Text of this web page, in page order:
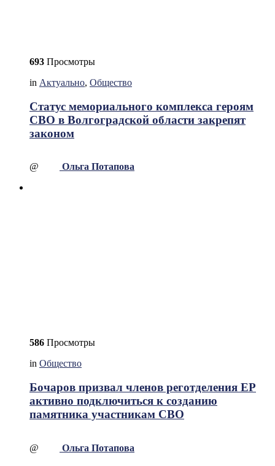
693 Просмотры
in Актуально, Общество
Статус мемориального комплекса героям
СВО в Волгоградской области закрепят
законом
@ Ольга Потапова
586 Просмотры
in Общество
Бочаров призвал членов реготделения ЕР
активно подключиться к созданию
памятника участникам СВО
@ Ольга Потапова